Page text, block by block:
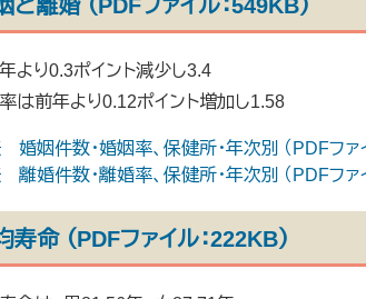
離婚 （PDFファイル：549KB）
より0.3ポイント減少し3.4
は前年より0.12ポイント増加し1.58
姻件数・婚姻率、保健所・年次別 （PDFファ
婚件数・離婚率、保健所・年次別 （PDFファ
命 （PDFファイル：222KB）